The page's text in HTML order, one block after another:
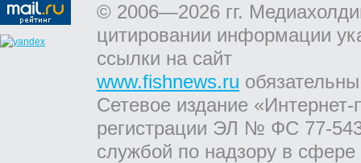
© 2006—2026 гг.
цитировании информации
ссылки на сайт
www.fishnews.ru
Сетевое издание
регистрации ЭЛ № ФС 77-
службой по надзору в